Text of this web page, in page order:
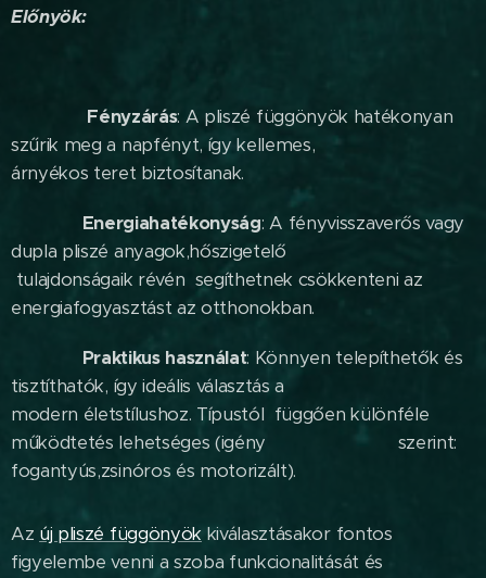
Előnyök:
Fényzárás: A pliszé függönyök hatékonyan
szűrik meg a napfényt, így kellemes,
árnyékos teret biztosítanak.
Energiahatékonyság: A fényvisszaverős vagy
dupla pliszé anyagok,hőszigetelő
tulajdonságaik révén segíthetnek csökkenteni az
energiafogyasztást az otthonokban.
Praktikus használat: Könnyen telepíthetők és
tisztíthatók, így ideális választás a
modern életstílushoz. Típustól függően különféle
működtetés lehetséges (igény szerint:
fogantyús,zsinóros és motorizált).
Az új pliszé függönyök kiválasztásakor fontos
figyelembe venni a szoba funkcionalitását és